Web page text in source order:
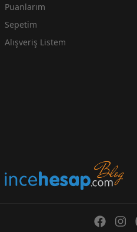
Puanlarım
Sepetim
Alışveriş Listem